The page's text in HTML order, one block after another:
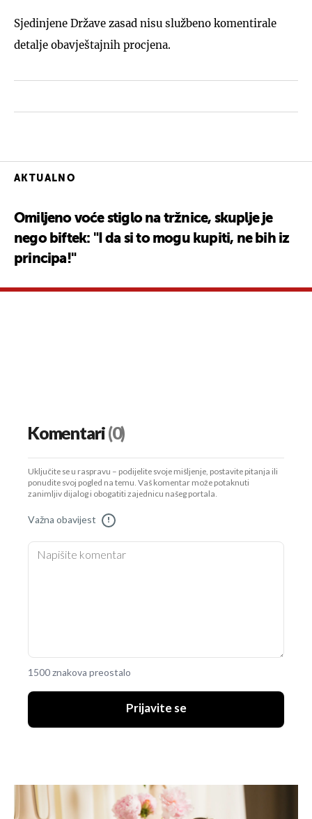
Sjedinjene Države zasad nisu službeno komentirale
detalje obavještajnih procjena.
AKTUALNO
Omiljeno voće stiglo na tržnice, skuplje je
nego biftek: "I da si to mogu kupiti, ne bih iz
principa!"
Komentari(0)
Uključite se u raspravu – podijelite svoje mišljenje, postavite pitanja ili
ponudite svoj pogled na temu. Vaš komentar može potaknuti
zanimljiv dijalog i obogatiti zajednicu našeg portala.
Važna obavijest !
1500 znakova preostalo
Prijavite se